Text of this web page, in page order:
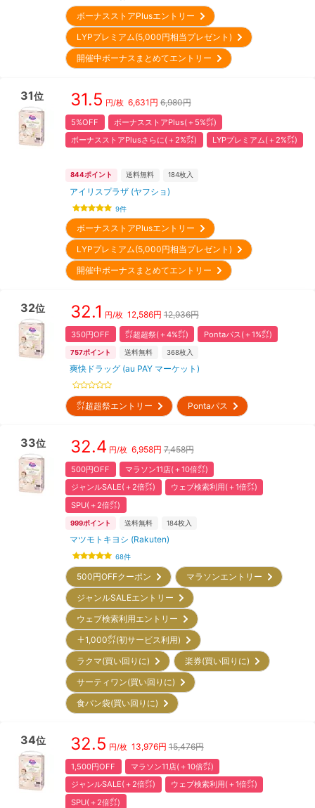
ボーナスストアPlusエントリー
LYPプレミアム(5,000円相当プレゼント)
開催中ボーナスまとめてエントリー
31位 31.5 円/枚 6,631 円 6,980円
5%OFF
ボーナスストアPlus(＋5%㌽)
ボーナスストアPlusさらに(＋2%㌽)
LYPプレミアム(＋2%㌽)
844ポイント 送料無料 184枚入
アイリスプラザ (ヤフショ)
9件
ボーナスストアPlusエントリー
LYPプレミアム(5,000円相当プレゼント)
開催中ボーナスまとめてエントリー
32位 32.1 円/枚 12,586円 12,936円
350円OFF ㌽超超祭(＋4%㌽) Pontaパス(＋1%㌽)
757ポイント 送料無料 368枚入
爽快ドラッグ (au PAY マーケット)
㌽超超祭エントリー Pontaパス
33位 32.4 円/枚 6,958円 7,458円
500円OFF
マラソン11店(＋10倍㌽)
ジャンルSALE(＋2倍㌽)
ウェブ検索利用(＋1倍㌽)
SPU(＋2倍㌽)
999ポイント 送料無料 184枚入
マツモトキヨシ (Rakuten)
68件
500円OFFクーポン
マラソンエントリー
ジャンルSALEエントリー
ウェブ検索利用エントリー
＋1,000㌽(初サービス利用)
ラクマ(買い回りに)
楽券(買い回りに)
サーティワン(買い回りに)
食パン袋(買い回りに)
34位 32.5 円/枚 13,976円 15,476円
1,500円OFF
マラソン11店(＋10倍㌽)
ジャンルSALE(＋2倍㌽)
ウェブ検索利用(＋1倍㌽)
SPU(＋2倍㌽)